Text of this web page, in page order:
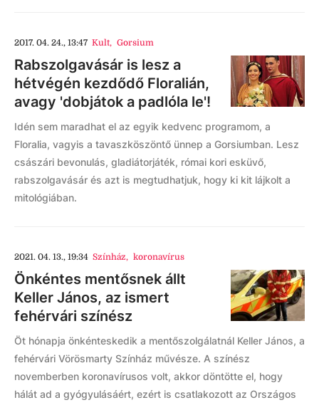
2017. 04. 24., 13:47 Kult, Gorsium
Rabszolgavásár is lesz a
hétvégén kezdődő Floralián,
avagy 'dobjátok a padlóla le'!
Idén sem maradhat el az egyik kedvenc programom, a
Floralia, vagyis a tavaszköszöntő ünnep a Gorsiumban. Lesz
császári bevonulás, gladiátorjáték, római kori esküvő,
rabszolgavásár és azt is megtudhatjuk, hogy ki kit lájkolt a
mitológiában.
2021. 04. 13., 19:34 Színház, koronavírus
Önkéntes mentősnek állt
Keller János, az ismert
fehérvári színész
Öt hónapja önkénteskedik a mentőszolgálatnál Keller János, a
fehérvári Vörösmarty Színház művésze. A színész
novemberben koronavírusos volt, akkor döntötte el, hogy
hálát ad a gyógyulásáért, ezért is csatlakozott az Országos